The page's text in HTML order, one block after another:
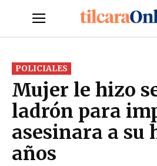
POLICIALES
Mujer le hizo
ladrón para
asesinara a su
años